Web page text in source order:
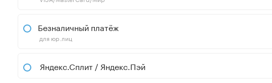
Безналичный платёж
для юр.лиц
Яндекс.Сплит / Яндекс.Пэй